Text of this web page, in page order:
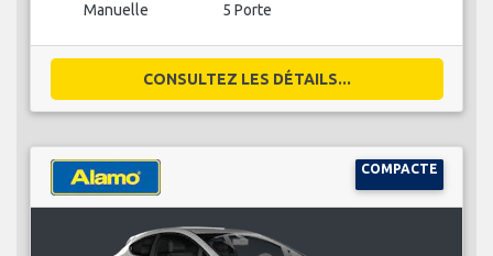
Manuelle 5 Porte
CONSULTEZ LES DÉTAILS...
COMPACTE